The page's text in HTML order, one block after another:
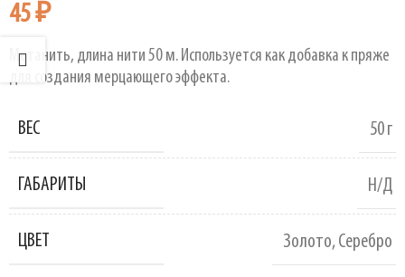
45₽
Метанить, длина нити 50 м. Используется как добавка к пряже
для создания мерцающего эффекта.
ВЕС 50 г
ГАБАРИТЫ Н/Д
ЦВЕТ Золото,Серебро